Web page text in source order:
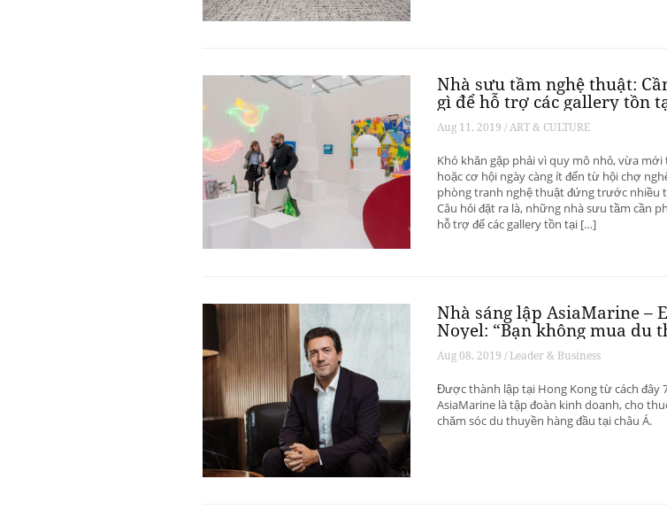
Nhà sưu tầm nghệ thuật:
gì để hỗ trợ các gallery tồn
phát triển? – Phần 1
Aug 11, 2019 / ART & CULTURE
Khó khăn gặp phải vì quy mô nhỏ, vừa mới
hoặc cơ hội ngày càng ít đến từ hội chợ
phòng tranh nghệ thuật đứng trước nhiều
Câu hỏi đặt ra là, những nhà sưu tầm cần
hỗ trợ để các gallery tồn tại […]
Nhà sáng lập AsiaMarine –
Noyel: “Bạn không mua du
để đầu tư sinh lời”
Aug 08, 2019 / Leader & Business
Được thành lập tại Hong Kong từ cách đây
AsiaMarine là tập đoàn kinh doanh, cho
chăm sóc du thuyền hàng đầu tại châu Á.